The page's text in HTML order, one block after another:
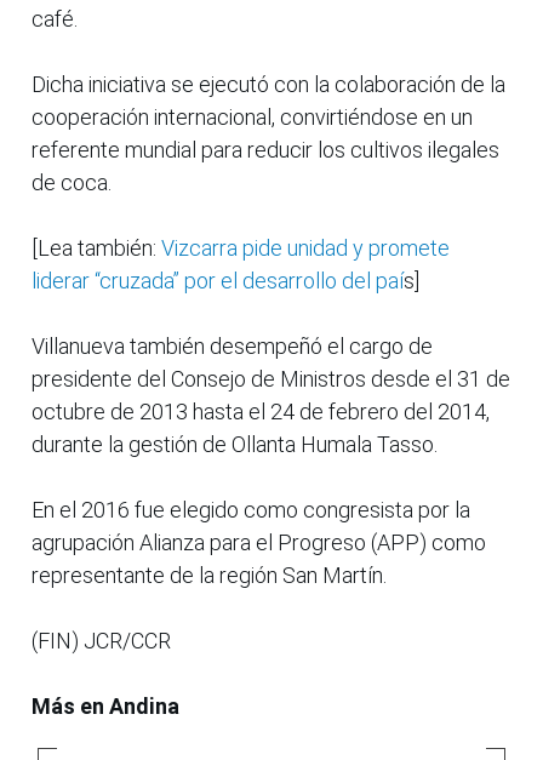
café.
Dicha iniciativa se ejecutó con la colaboración de la
cooperación internacional, convirtiéndose en un
referente mundial para reducir los cultivos ilegales
de coca.
[Lea también: Vizcarra pide unidad y promete
liderar “cruzada” por el desarrollo del país]
Villanueva también desempeñó el cargo de
presidente del Consejo de Ministros desde el 31 de
octubre de 2013 hasta el 24 de febrero del 2014,
durante la gestión de Ollanta Humala Tasso.
En el 2016 fue elegido como congresista por la
agrupación Alianza para el Progreso (APP) como
representante de la región San Martín.
(FIN) JCR/CCR
Más en Andina